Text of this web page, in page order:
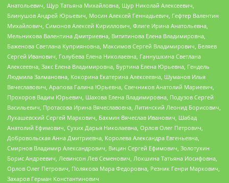
Анатольевич, Щур Татьяна Михайловна, Щур Николай Алексеевич,
Блинушов Андрей Юрьевич, Мосин Алексей Геннадьевич, Гефтер Валентин
Михайлович, Симонов Алексей Кириллович, Флиге Ирина Анатольевна,
Мельникова Валентина Дмитриевна, Вититинова Елена Владимировна,
Баженова Светлана Куприяновна, Максимов Сергей Владимирович, Беляев
Сергей Иванович, Голубева Елена Николаевна, Ганнушкина Светлана
Алексеевна, Закс Елена Владимировна, Буртина Елена Юрьевна, Гендель
Людмила Залмановна, Кокорина Екатерина Алексеевна, Шуманов Илья
Вячеславович, Арапова Галина Юрьевна, Свечников Анатолий Мариевич,
Прохоров Вадим Юрьевич, Шахова Елена Владимировна, Подузов Сергей
Васильевич, Протасова Ирина Вячеславовна, Литинский Леонид Борисович,
Лукашевский Сергей Маркович, Бахмин Вячеслав Иванович, Шабад
Анатолий Ефимович, Сухих Дарья Николаевна, Орлов Олег Петрович,
Добровольская Анна Дмитриевна, Королева Александра Евгеньевна,
Смирнов Владимир Александрович, Вицин Сергей Ефимович, Золотухин
Борис Андреевич, Левинсон Лев Семенович, Локшина Татьяна Иосифовна,
Орлов Олег Петрович, Полякова Мара Федоровна, Резник Генри Маркович,
Захаров Герман Константинович